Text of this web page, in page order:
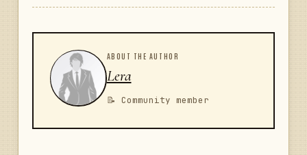
ABOUT THE AUTHOR
Lera
📝 Community member